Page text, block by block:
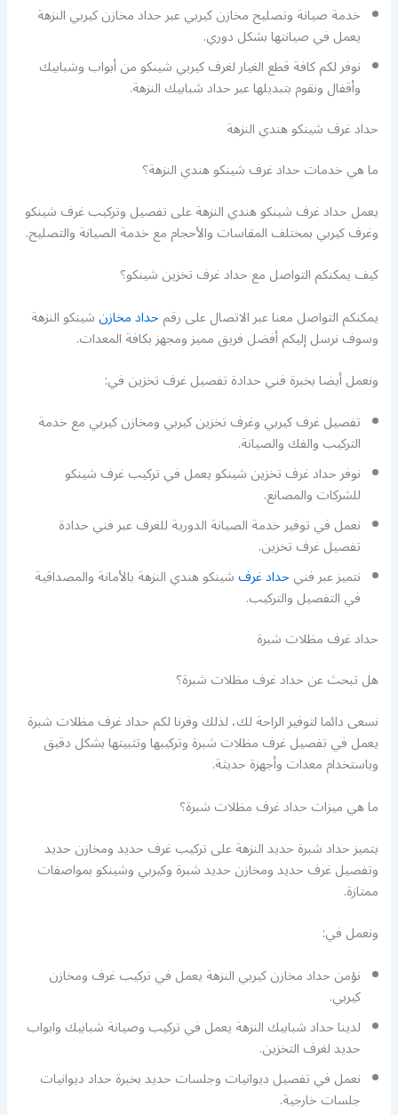
خدمة صيانة وتصليح مخازن كيربي عبر حداد مخازن كيربي النزهة
يعمل في صيانتها بشكل دوري.
نوفر لكم كافة قطع الغيار لغرف كيربي شينكو من أبواب وشبابيك
وأقفال ونقوم بتبديلها عبر حداد شبابيك النزهة.
حداد غرف شينكو هندي النزهة
ما هي خدمات حداد غرف شينكو هندي النزهة؟
يعمل حداد غرف شينكو هندي النزهة على تفصيل وتركيب غرف شينكو
وغرف كيربي بمختلف المقاسات والأحجام مع خدمة الصيانة والتصليح.
كيف يمكنكم التواصل مع حداد غرف تخزين شينكو؟
يمكنكم التواصل معنا عبر الاتصال على رقمحداد مخازنشينكو النزهة
وسوف نرسل إليكم أفضل فريق مميز ومجهز بكافة المعدات.
ونعمل أيضا بخبرة فني حدادة تفصيل غرف تخزين في:
تفصيل غرف كيربي وغرف تخزين كيربي ومخازن كيربي مع خدمة
التركيب والفك والصيانة.
نوفر حداد غرف تخزين شينكو يعمل في تركيب غرف شينكو
للشركات والمصانع.
نعمل في توفير خدمة الصيانة الدورية للغرف عبر فني حدادة
تفصيل غرف تخزين.
نتميز عبر فنيحداد غرفشينكو هندي النزهة بالأمانة والمصداقية
في التفصيل والتركيب.
حداد غرف مظلات شبرة
هل تبحث عن حداد غرف مظلات شبرة؟
نسعى دائما لتوفير الراحة لك، لذلك وفرنا لكم حداد غرف مظلات شبرة
يعمل في تفصيل غرف مظلات شبرة وتركيبها وتثبيتها بشكل دقيق
وباستخدام معدات وأجهزة حديثة.
ما هي ميزات حداد غرف مظلات شبرة؟
يتميز حداد شبرة حديد النزهة على تركيب غرف حديد ومخازن حديد
وتفصيل غرف حديد ومخازن حديد شبرة وكيربي وشينكو بمواصفات
ممتازة.
ونعمل في:
نؤمن حداد مخازن كيربي النزهة يعمل في تركيب غرف ومخازن
كيربي.
لدينا حداد شبابيك النزهة يعمل في تركيب وصيانة شبابيك وابواب
حديد لغرف التخزين.
نعمل في تفصيل ديوانيات وجلسات حديد بخبرة حداد ديوانيات
جلسات خارجية.